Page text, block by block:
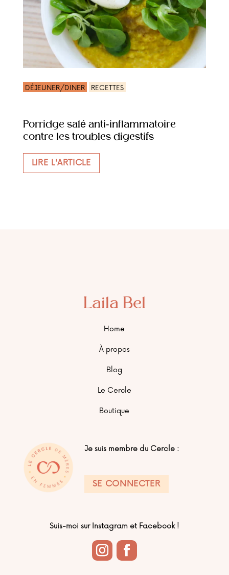
DÉJEUNER/DINER RECETTES
Porridge salé anti-inflammatoire
contre les troubles digestifs
LIRE L'ARTICLE
Laila Bel
Home
À propos
Blog
Le Cercle
Boutique
Je suis membre du Cercle :
SE CONNECTER
Suis-moi sur Instagram et Facebook !